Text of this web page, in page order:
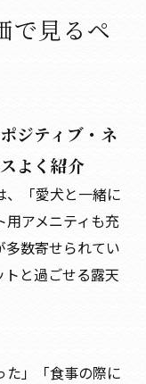
で見るペ
ジティブ・ネ
よく紹介
、「愛犬と一緒に
アメニティも充
数寄せられてい
と過ごせる露天
た」「食事の際に